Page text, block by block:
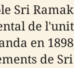
Sri
de
en
de